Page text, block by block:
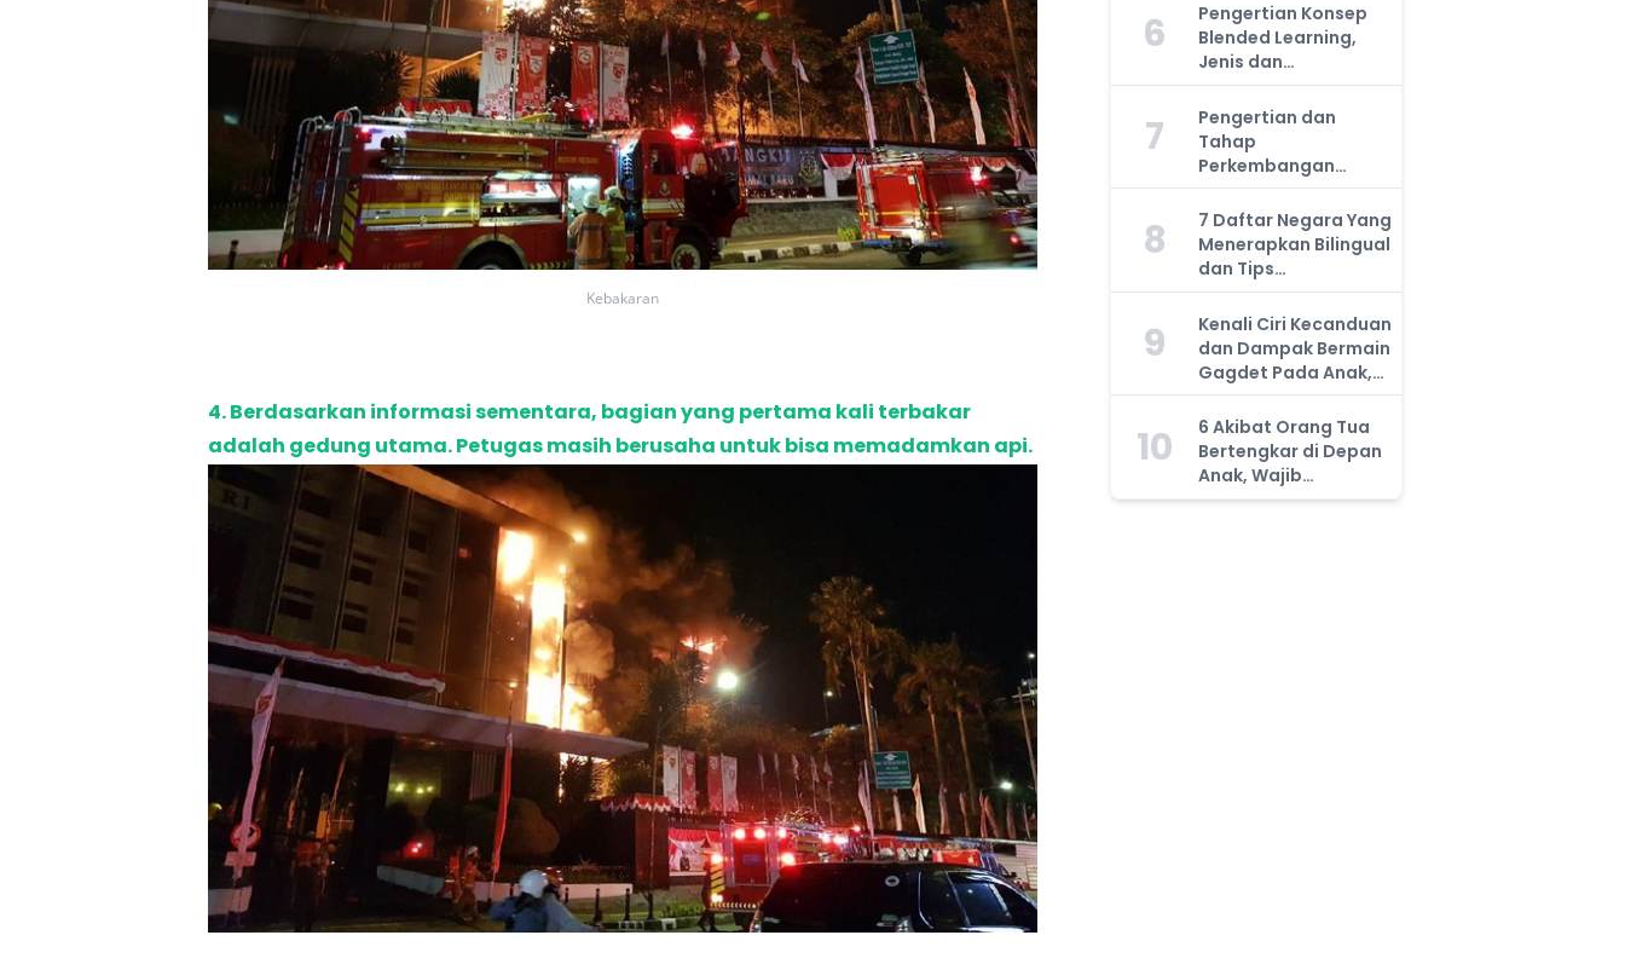
Kebakaran
4. Berdasarkan informasi sementara, bagian yang pertama kali terbakar
adalah gedung utama. Petugas masih berusaha untuk bisa memadamkan api.
6
Pengertian Konsep
Blended Learning,
Jenis dan
Manfaatnya, Anda
Harus Tahu!
7
Pengertian dan
Tahap
Perkembangan
Kemampuan Kognitif
Anak, Bunda Wajib
Tahu!
8
7 Daftar Negara Yang
Menerapkan Bilingual
dan Tips
Mengajarkan Pada
Anak
9
Kenali Ciri Kecanduan
dan Dampak Bermain
Gagdet Pada Anak,
Orang Tua Wajib
Tahu!
10
6 Akibat Orang Tua
Bertengkar di Depan
Anak, Wajib
Waspada!